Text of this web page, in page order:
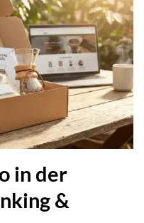
in der
&